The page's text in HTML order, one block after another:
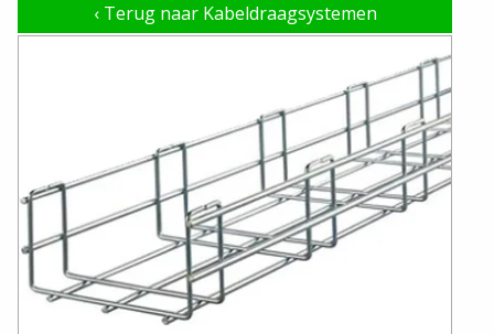
‹Terug naar Kabeldraagsystemen